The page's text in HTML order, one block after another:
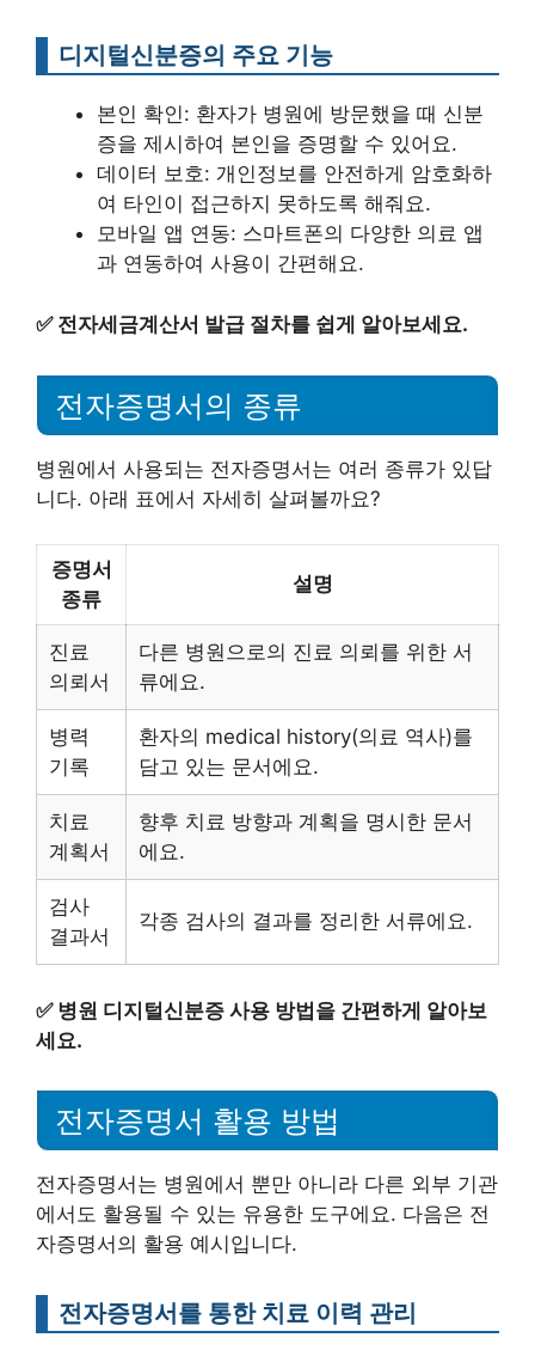
디지털신분증의 주요 기능
본인 확인: 환자가 병원에 방문했을 때 신분
증을 제시하여 본인을 증명할 수 있어요.
데이터 보호: 개인정보를 안전하게 암호화하
여 타인이 접근하지 못하도록 해줘요.
모바일 앱 연동: 스마트폰의 다양한 의료 앱
과 연동하여 사용이 간편해요.
✅ 전자세금계산서 발급 절차를 쉽게 알아보세요.
전자증명서의 종류
병원에서 사용되는 전자증명서는 여러 종류가 있답
니다. 아래 표에서 자세히 살펴볼까요?
증명서
종류
설명
진료
의뢰서
다른 병원으로의 진료 의뢰를 위한 서
류에요.
병력
기록
환자의 medical history(의료 역사)를
담고 있는 문서에요.
치료
계획서
향후 치료 방향과 계획을 명시한 문서
에요.
검사
결과서
각종 검사의 결과를 정리한 서류에요.
✅ 병원 디지털신분증 사용 방법을 간편하게 알아보
세요.
전자증명서 활용 방법
전자증명서는 병원에서 뿐만 아니라 다른 외부 기관
에서도 활용될 수 있는 유용한 도구에요. 다음은 전
자증명서의 활용 예시입니다.
전자증명서를 통한 치료 이력 관리